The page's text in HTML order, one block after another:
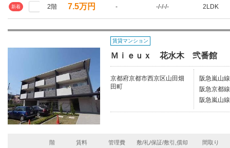
新着 2階 7.5万円 - -/-/-/- 2LDK
賃貸マンション
Ｍｉｅｕｘ 花水木 弐番館
京都府京都市西京区山田畑
田町
阪急嵐山
阪急京都
阪急嵐山
階 賃料 管理費 敷/礼/保証/敷引,償却 間取り